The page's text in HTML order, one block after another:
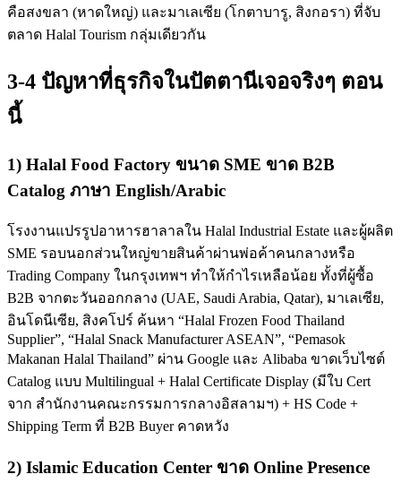
คือสงขลา (หาดใหญ่) และมาเลเซีย (โกตาบารู, สิงกอรา) ที่จับ
ตลาด Halal Tourism กลุ่มเดียวกัน
3-4 ปัญหาที่ธุรกิจในปัตตานีเจอจริงๆ ตอน
นี้
1) Halal Food Factory ขนาด SME ขาด B2B
Catalog ภาษา English/Arabic
โรงงานแปรรูปอาหารฮาลาลใน Halal Industrial Estate และผู้ผลิต
SME รอบนอกส่วนใหญ่ขายสินค้าผ่านพ่อค้าคนกลางหรือ
Trading Company ในกรุงเทพฯ ทำให้กำไรเหลือน้อย ทั้งที่ผู้ซื้อ
B2B จากตะวันออกกลาง (UAE, Saudi Arabia, Qatar), มาเลเซีย,
อินโดนีเซีย, สิงคโปร์ ค้นหา “Halal Frozen Food Thailand
Supplier”, “Halal Snack Manufacturer ASEAN”, “Pemasok
Makanan Halal Thailand” ผ่าน Google และ Alibaba ขาดเว็บไซต์
Catalog แบบ Multilingual + Halal Certificate Display (มีใบ Cert
จาก สำนักงานคณะกรรมการกลางอิสลามฯ) + HS Code +
Shipping Term ที่ B2B Buyer คาดหวัง
2) Islamic Education Center ขาด Online Presence